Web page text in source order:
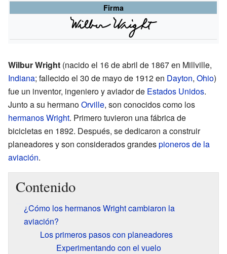
Firma
Wilbur Wright (nacido el 16 de abril de 1867 en Millville,
Indiana; fallecido el 30 de mayo de 1912 en Dayton, Ohio)
fue un inventor, ingeniero y aviador de Estados Unidos.
Junto a su hermanoOrville, son conocidos como los
hermanos Wright. Primero tuvieron una fábrica de
bicicletas en 1892. Después, se dedicaron a construir
planeadores y son considerados grandespioneros de la
aviación.
Contenido
¿Cómo los hermanos Wright cambiaron la
aviación?
Los primeros pasos con planeadores
Experimentando con el vuelo